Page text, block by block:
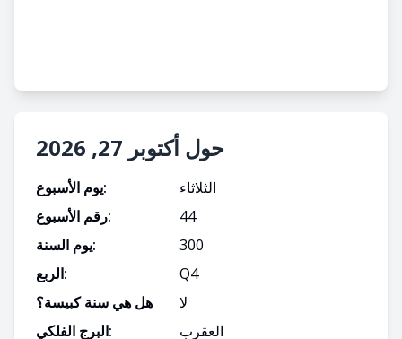
حول أكتوبر 27, 2026
يوم الأسبوع:
الثلاثاء
رقم الأسبوع:
44
يوم السنة:
300
الربع:
Q4
هل هي سنة كبيسة؟
لا
البرج الفلكي:
العقرب